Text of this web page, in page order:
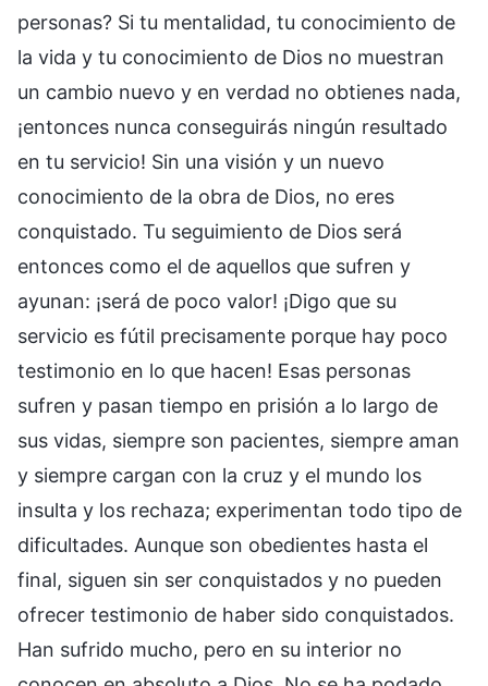
personas? Si tu mentalidad, tu conocimiento de
la vida y tu conocimiento de Dios no muestran
un cambio nuevo y en verdad no obtienes nada,
¡entonces nunca conseguirás ningún resultado
en tu servicio! Sin una visión y un nuevo
conocimiento de la obra de Dios, no eres
conquistado. Tu seguimiento de Dios será
entonces como el de aquellos que sufren y
ayunan: ¡será de poco valor! ¡Digo que su
servicio es fútil precisamente porque hay poco
testimonio en lo que hacen! Esas personas
sufren y pasan tiempo en prisión a lo largo de
sus vidas, siempre son pacientes, siempre aman
y siempre cargan con la cruz y el mundo los
insulta y los rechaza; experimentan todo tipo de
dificultades. Aunque son obedientes hasta el
final, siguen sin ser conquistados y no pueden
ofrecer testimonio de haber sido conquistados.
Han sufrido mucho, pero en su interior no